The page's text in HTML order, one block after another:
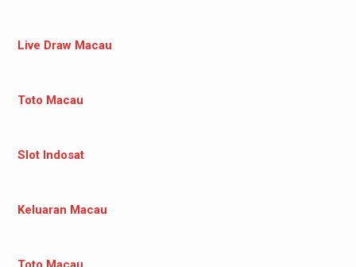
Live Draw Macau
Toto Macau
Slot Indosat
Keluaran Macau